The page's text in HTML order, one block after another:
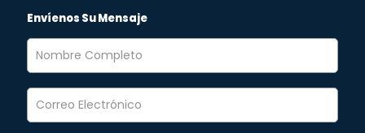
Envíenos Su Mensaje